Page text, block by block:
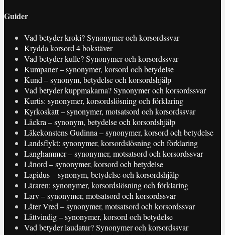
Guider
Vad betyder kroki? Synonymer och korsordssvar
Krydda korsord 4 bokstäver
Vad betyder kulle? Synonymer och korsordssvar
Kumpaner – synonymer, korsord och betydelse
Kund – synonym, betydelse och korsordshjälp
Vad betyder kuppmakarna? Synonymer och korsordssvar
Kurtis: synonymer, korsordslösning och förklaring
Kyrkoskatt – synonymer, motsatsord och korsordssvar
Läckra – synonym, betydelse och korsordshjälp
Läkekonstens Gudinna – synonymer, korsord och betydelse
Landsflykt: synonymer, korsordslösning och förklaring
Langhammer – synonymer, motsatsord och korsordssvar
Lånord – synonymer, korsord och betydelse
Lapidus – synonym, betydelse och korsordshjälp
Läraren: synonymer, korsordslösning och förklaring
Larv – synonymer, motsatsord och korsordssvar
Låter Vred – synonymer, motsatsord och korsordssvar
Lättvindig – synonymer, korsord och betydelse
Vad betyder laudatur? Synonymer och korsordssvar